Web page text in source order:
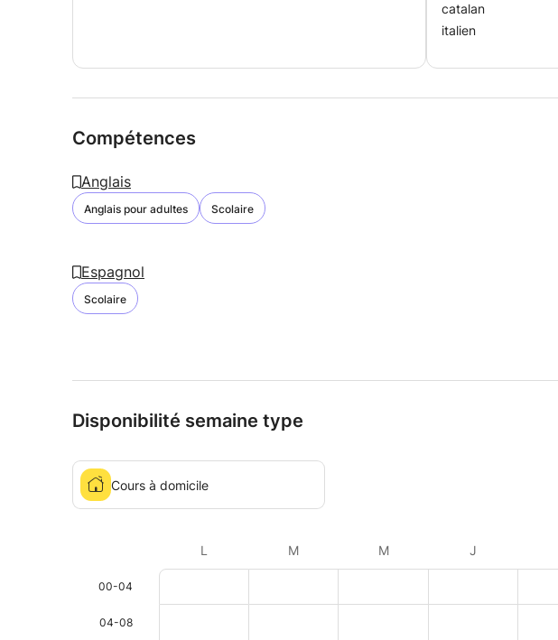
catalan
italien
Compétences
Anglais
Anglais pour adultes Scolaire
Espagnol
Scolaire
Disponibilité semaine type
Cours à domicile
L M M J
00-04
04-08